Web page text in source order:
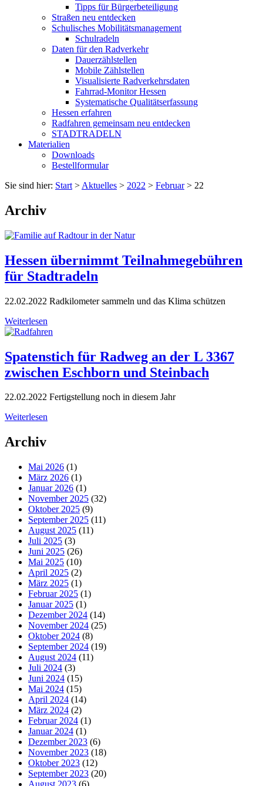
Tipps für Bürgerbeteiligung
Straßen neu entdecken
Schulisches Mobilitätsmanagement
Schulradeln
Daten für den Radverkehr
Dauerzählstellen
Mobile Zählstellen
Visualisierte Radverkehrsdaten
Fahrrad-Monitor Hessen
Systematische Qualitätserfassung
Hessen erfahren
Radfahren gemeinsam neu entdecken
STADTRADELN
Materialien
Downloads
Bestellformular
Sie sind hier: Start > Aktuelles > 2022 > Februar> 22
Archiv
Hessen übernimmt Teilnahmegebühren
für Stadtradeln
22.02.2022 Radkilometer sammeln und das Klima schützen
Weiterlesen
Spatenstich für Radweg an der L 3367
zwischen Eschborn und Steinbach
22.02.2022 Fertigstellung noch in diesem Jahr
Weiterlesen
Archiv
Mai 2026 (1)
März 2026 (1)
Januar 2026 (1)
November 2025 (32)
Oktober 2025 (9)
September 2025 (11)
August 2025 (11)
Juli 2025 (3)
Juni 2025 (26)
Mai 2025 (10)
April 2025 (2)
März 2025 (1)
Februar 2025 (1)
Januar 2025 (1)
Dezember 2024 (14)
November 2024 (25)
Oktober 2024 (8)
September 2024 (19)
August 2024 (11)
Juli 2024 (3)
Juni 2024 (15)
Mai 2024 (15)
April 2024 (14)
März 2024 (2)
Februar 2024 (1)
Januar 2024 (1)
Dezember 2023 (6)
November 2023 (18)
Oktober 2023 (12)
September 2023 (20)